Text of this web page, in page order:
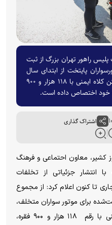
راهور تهران بزرگ از ثبت
موتورسواران پایتخت از ابتدای سال
جاری خبر داد و اعلام کرد نداشتن کلاه ایمنی با ۱۱۸ هزار و ۹۰۰
خود اختصاص داده است.
اشتراک گذاری
کشیر، معاون احتماعی و فرهنگ
انتشار جزئیاتی از تخلفات
تا کنون اعلام کرد: از مجموع
قانون ثبت‌شده برای موتور سواران متخلف،
سهم جریمه‌های نداشتن کلاه ایمنی با رقم ۱۱۸ هزار و ۹۰۰ فقره،